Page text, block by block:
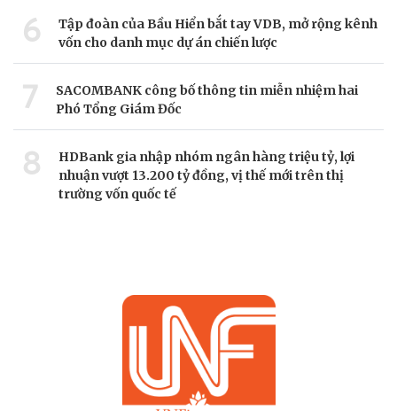
6
Tập đoàn của Bầu Hiển bắt tay VDB, mở rộng kênh
vốn cho danh mục dự án chiến lược
7
SACOMBANK công bố thông tin miễn nhiệm hai
Phó Tổng Giám Đốc
8
HDBank gia nhập nhóm ngân hàng triệu tỷ, lợi
nhuận vượt 13.200 tỷ đồng, vị thế mới trên thị
trường vốn quốc tế